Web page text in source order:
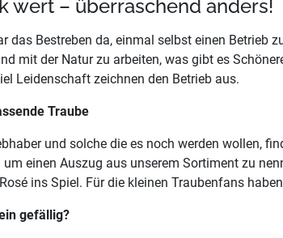
wert – überraschend anders!
das Bestreben da, einmal selbst einen Betrieb
mit der Natur zu arbeiten, was gibt es
Leidenschaft zeichnen den Betrieb aus.
Traube
und solche die es noch werden wollen,
einen Auszug aus unserem Sortiment zu
ins Spiel. Für die kleinen Traubenfans
gefällig?